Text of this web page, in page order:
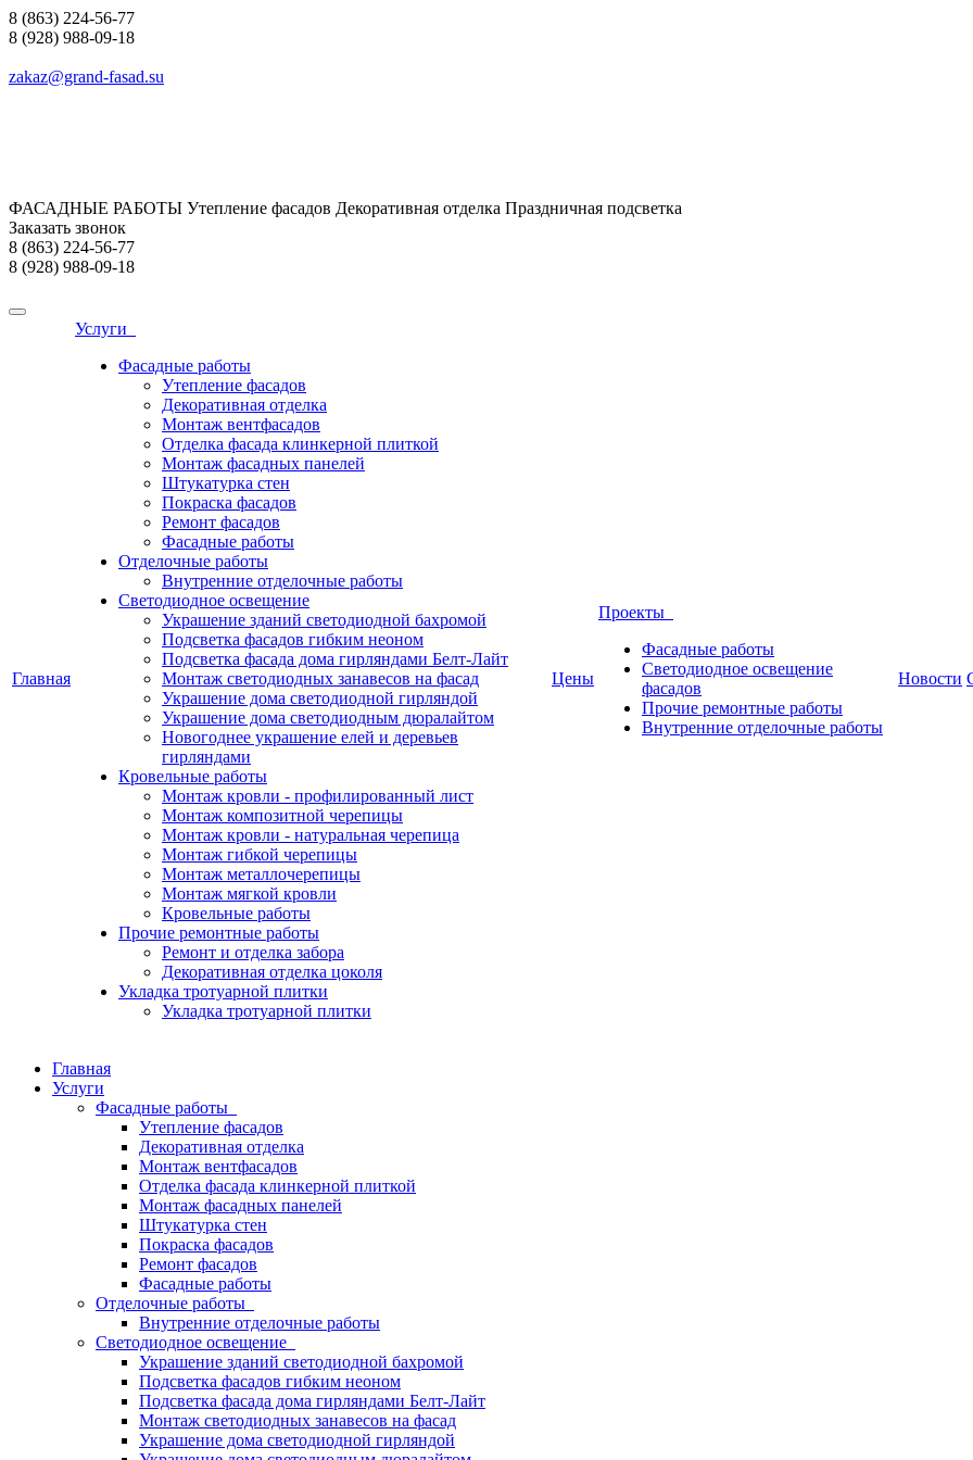
8 (863) 224-56-77
8 (928) 988-09-18
zakaz@grand-fasad.su
ФАСАДНЫЕ РАБОТЫ Утепление фасадов Декоративная отделка Праздничная подсветка
Заказать звонок
8 (863) 224-56-77
8 (928) 988-09-18
Главная
Услуги
Фасадные работы
Утепление фасадов
Декоративная отделка
Монтаж вентфасадов
Отделка фасада клинкерной плиткой
Монтаж фасадных панелей
Штукатурка стен
Покраска фасадов
Ремонт фасадов
Фасадные работы
Отделочные работы
Внутренние отделочные работы
Светодиодное освещение
Украшение зданий светодиодной бахромой
Подсветка фасадов гибким неоном
Подсветка фасада дома гирляндами Белт-Лайт
Монтаж светодиодных занавесов на фасад
Украшение дома светодиодной гирляндой
Украшение дома светодиодным дюралайтом
Новогоднее украшение елей и деревьев
гирляндами
Кровельные работы
Монтаж кровли - профилированный лист
Монтаж композитной черепицы
Монтаж кровли - натуральная черепица
Монтаж гибкой черепицы
Монтаж металлочерепицы
Монтаж мягкой кровли
Кровельные работы
Прочие ремонтные работы
Ремонт и отделка забора
Декоративная отделка цоколя
Укладка тротуарной плитки
Укладка тротуарной плитки
Цены
Проекты
Фасадные работы
Светодиодное освещение
фасадов
Прочие ремонтные работы
Внутренние отделочные работы
Новости
Главная
Услуги
Фасадные работы
Утепление фасадов
Декоративная отделка
Монтаж вентфасадов
Отделка фасада клинкерной плиткой
Монтаж фасадных панелей
Штукатурка стен
Покраска фасадов
Ремонт фасадов
Фасадные работы
Отделочные работы
Внутренние отделочные работы
Светодиодное освещение
Украшение зданий светодиодной бахромой
Подсветка фасадов гибким неоном
Подсветка фасада дома гирляндами Белт-Лайт
Монтаж светодиодных занавесов на фасад
Украшение дома светодиодной гирляндой